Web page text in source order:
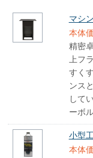
マシ
本体
精密
上フ
すく
ンス
して
ーボ
小型
本体